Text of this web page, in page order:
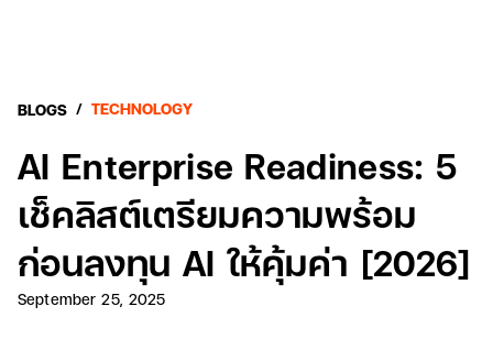
BLOGS / TECHNOLOGY
AI Enterprise Readiness: 5
เช็คลิสต์เตรียมความพร้อม
ก่อนลงทุน AI ให้คุ้มค่า [2026]
September 25, 2025